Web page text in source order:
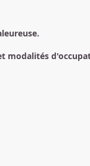
modalités